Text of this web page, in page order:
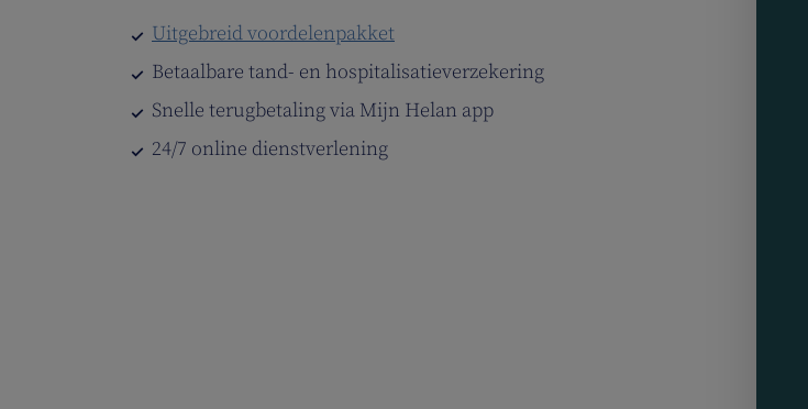
Uitgebreid voordelenpakket
Betaalbare tand- en hospitalisatieverzekering
Snelle terugbetaling via Mijn Helan app
24/7 online dienstverlening